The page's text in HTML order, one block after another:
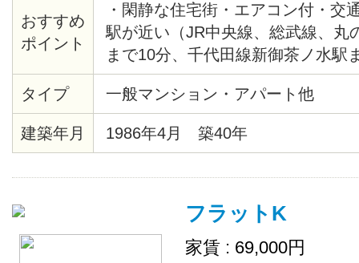
おすすめ
ポイント
・閑静な住宅街・エアコン付・交
駅が近い（JR中央線、総武線、丸
まで10分、千代田線新御茶ノ水駅
末広町駅まで4分、千代田線湯島
エクスプレス、JR総武線秋葉原駅
タイプ 一般マンション・アパート他
建築年月 1986年4月 築40年
フラットK
家賃 : 69,000円